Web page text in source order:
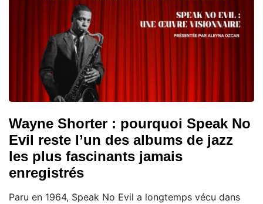
Wayne Shorter : pourquoi Speak No
Evil reste l’un des albums de jazz
les plus fascinants jamais
enregistrés
Paru en 1964, Speak No Evil a longtemps vécu dans